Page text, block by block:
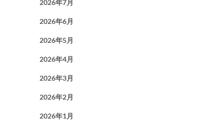
2026年7月
2026年6月
2026年5月
2026年4月
2026年3月
2026年2月
2026年1月